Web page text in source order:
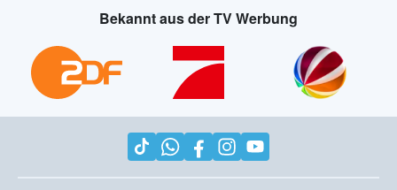
Bekannt aus der TV Werbung